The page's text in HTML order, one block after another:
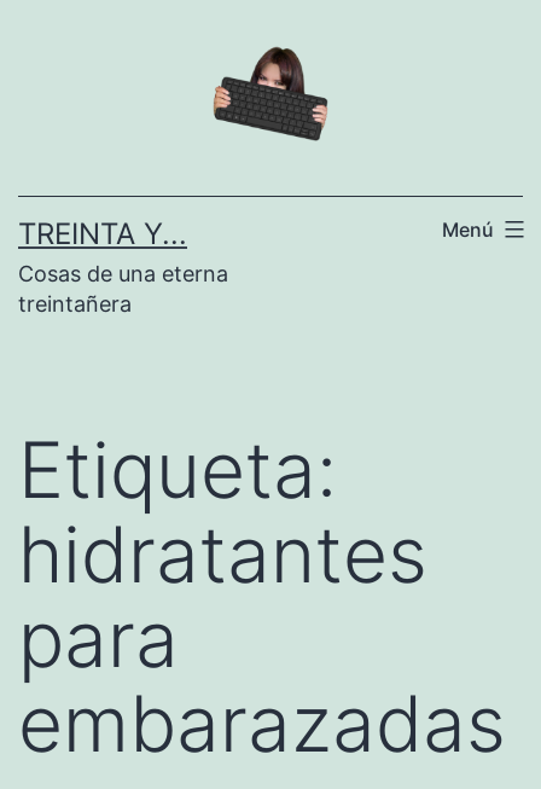
TREINTA Y...
Cosas de una eterna
treintañera
Menú
Etiqueta:
hidratantes
para
embarazadas